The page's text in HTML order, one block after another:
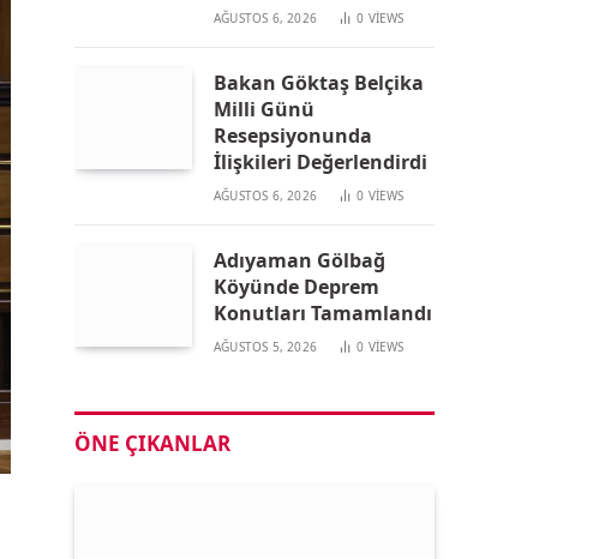
AĞUSTOS 6, 2026 0 VIEWS
Bakan Göktaş Belçika
Milli Günü
Resepsiyonunda
İlişkileri Değerlendirdi
AĞUSTOS 6, 2026 0 VIEWS
Adıyaman Gölbağ
Köyünde Deprem
Konutları Tamamlandı
AĞUSTOS 5, 2026 0 VIEWS
ÖNE ÇIKANLAR